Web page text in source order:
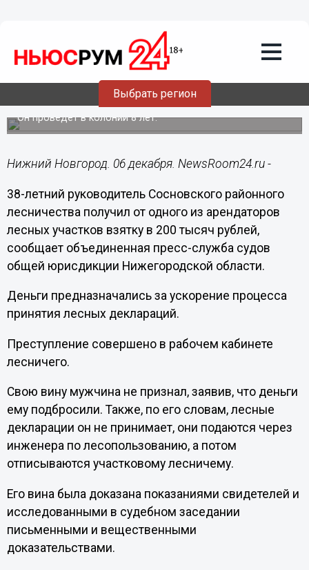
Выбрать регион
Руководитель Сосновского
лесничества осужден за получение
крупной взятки
Он проведет в колонии 8 лет.
Нижний Новгород. 06 декабря. NewsRoom24.ru -
38-летний руководитель Сосновского районного
лесничества получил от одного из арендаторов
лесных участков взятку в 200 тысяч рублей,
сообщает объединенная пресс-служба судов
общей юрисдикции Нижегородской области.
Деньги предназначались за ускорение процесса
принятия лесных деклараций.
Преступление совершено в рабочем кабинете
лесничего.
Свою вину мужчина не признал, заявив, что деньги
ему подбросили. Также, по его словам, лесные
декларации он не принимает, они подаются через
инженера по лесопользованию, а потом
отписываются участковому лесничему.
Его вина была доказана показаниями свидетелей и
исследованными в судебном заседании
письменными и вещественными
доказательствами.